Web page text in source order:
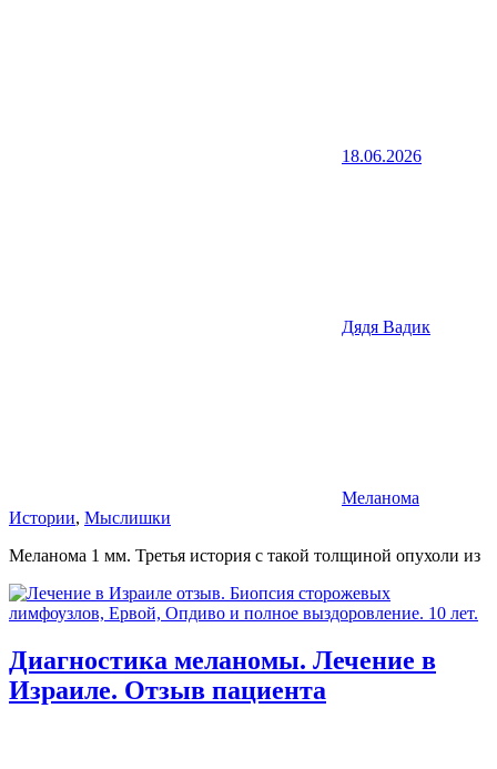
18.06.2026
Дядя Вадик
Меланома
Истории, Мыслишки
Меланома 1 мм. Третья история с такой толщиной опухоли из
Диагностика меланомы. Лечение в
Израиле. Отзыв пациента